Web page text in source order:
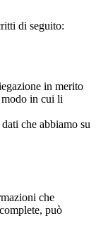
di seguito:
in merito
modo in cui li
che abbiamo su
che
può